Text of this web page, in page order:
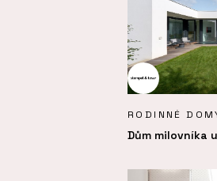
RODINNÉ
Dům milovníka